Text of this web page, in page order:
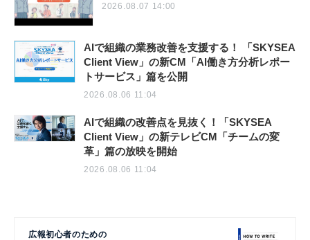
2026.08.07 14:00
AIで組織の業務改善を支援する！ 「SKYSEA
Client View」の新CM「AI働き方分析レポー
トサービス」篇を公開
2026.08.06 11:04
AIで組織の改善点を見抜く！「SKYSEA
Client View」の新テレビCM「チームの変
革」篇の放映を開始
2026.08.06 11:04
広報初心者のための